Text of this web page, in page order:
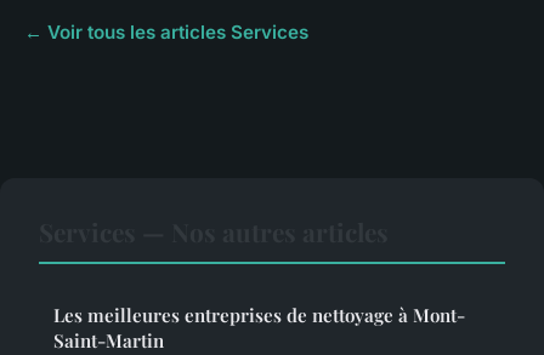
← Voir tous les articles Services
Les meilleures entreprises de nettoyage à Mont-
Saint-Martin